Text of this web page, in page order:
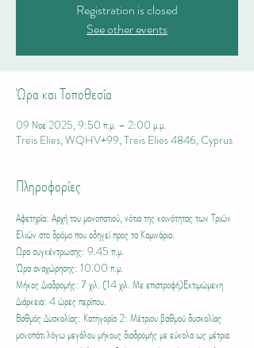
Registration is closed
See other events
Ώρα και Τοποθεσία
09 Νοε 2025, 9:50 π.μ. – 2:00 μ.μ.
Treis Elies, WQHV+99, Treis Elies 4846, Cyprus
Πληροφορίες
Αφετηρία: Αρχή του μονοπατιού, νότια της κοινότητας των Τριών
Ελιών στο δρόμο που οδηγεί προς τα Καμινάρια.
Ωρα συγκέντρωσης: 9.45 π.μ.
Ώρα αναχώρησης: 10.00 π.μ.
Μήκος Διαδρομής: 7 χιλ. (14 χιλ. Με επιστροφή)Εκτιμώμενη
Διάρκεια: 4 ώρες περίπου.
Βαθμός Δυσκολίας: Κατηγορία 2: Μέτριου βαθμού δυσκολίας
μονοπάτι λόγω μεγάλου μήκους διαδρομής με εύκολα ως μέτρια